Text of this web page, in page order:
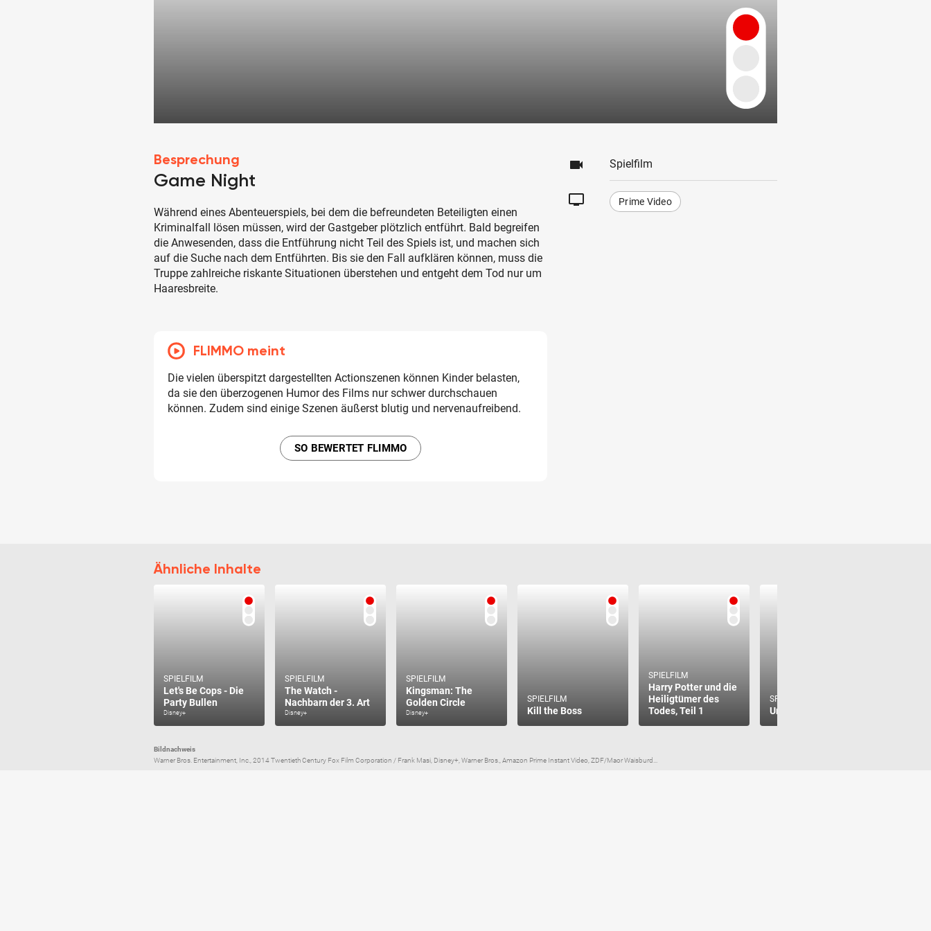
Besprechung
Game Night
Während eines Abenteuerspiels, bei dem die befreundeten Beteiligten einen
Kriminalfall lösen müssen, wird der Gastgeber plötzlich entführt. Bald begreifen
die Anwesenden, dass die Entführung nicht Teil des Spiels ist, und machen sich
auf die Suche nach dem Entführten. Bis sie den Fall aufklären können, muss die
Truppe zahlreiche riskante Situationen überstehen und entgeht dem Tod nur um
Haaresbreite.
FLIMMO meint
Die vielen überspitzt dargestellten Actionszenen können Kinder belasten,
da sie den überzogenen Humor des Films nur schwer durchschauen
können. Zudem sind einige Szenen äußerst blutig und nervenaufreibend.
SO BEWERTET FLIMMO
videocam Spielfilm
tv Prime Video
Ähnliche Inhalte
SPIELFILM
Let's Be Cops - Die
Party Bullen
Disney+
SPIELFILM
The Watch -
Nachbarn der 3. Art
Disney+
SPIELFILM
Kingsman: The
Golden Circle
Disney+
SPIELFILM
Kill the Boss
SPIELFILM
Harry Potter und die
Heiligtümer des
Todes, Teil 1
SPIELFILM
Und tot bist Du!
Bildnachweis
Warner Bros. Entertainment, Inc., 2014 Twentieth Century Fox Film Corporation / Frank Masi, Disney+, Warner Bros., Amazon Prime Instant Video, ZDF/Maor Waisburd...